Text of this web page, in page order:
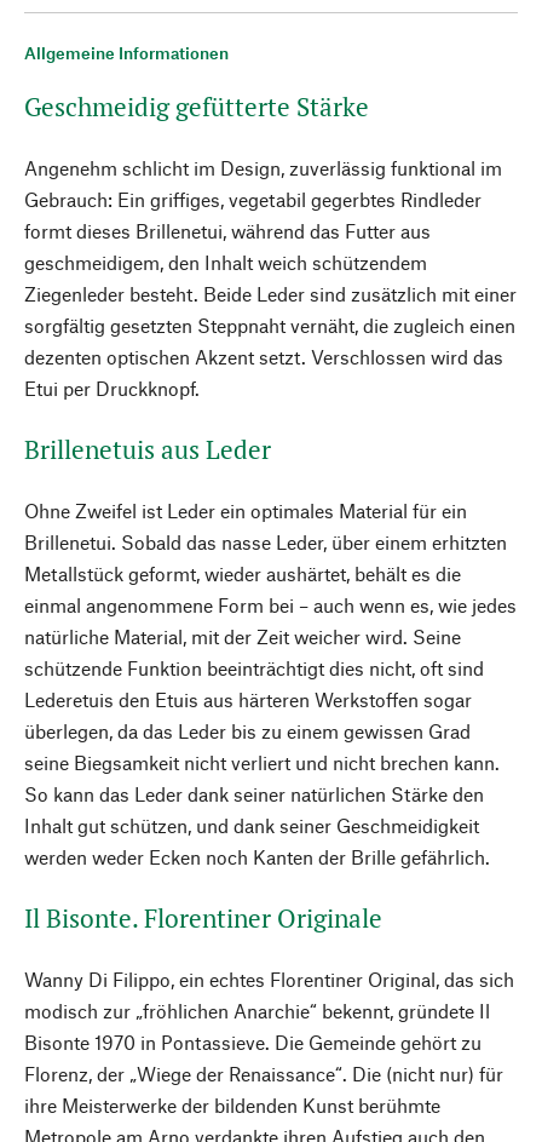
Allgemeine Informationen
Geschmeidig gefütterte Stärke
Angenehm schlicht im Design, zuverlässig funktional im
Gebrauch: Ein griffiges, vegetabil gegerbtes Rindleder
formt dieses Brillenetui, während das Futter aus
geschmeidigem, den Inhalt weich schützendem
Ziegenleder besteht. Beide Leder sind zusätzlich mit einer
sorgfältig gesetzten Steppnaht vernäht, die zugleich einen
dezenten optischen Akzent setzt. Verschlossen wird das
Etui per Druckknopf.
Brillenetuis aus Leder
Ohne Zweifel ist Leder ein optimales Material für ein
Brillenetui. Sobald das nasse Leder, über einem erhitzten
Metallstück geformt, wieder aushärtet, behält es die
einmal angenommene Form bei – auch wenn es, wie jedes
natürliche Material, mit der Zeit weicher wird. Seine
schützende Funktion beeinträchtigt dies nicht, oft sind
Lederetuis den Etuis aus härteren Werkstoffen sogar
überlegen, da das Leder bis zu einem gewissen Grad
seine Biegsamkeit nicht verliert und nicht brechen kann.
So kann das Leder dank seiner natürlichen Stärke den
Inhalt gut schützen, und dank seiner Geschmeidigkeit
werden weder Ecken noch Kanten der Brille gefährlich.
Il Bisonte. Florentiner Originale
Wanny Di Filippo, ein echtes Florentiner Original, das sich
modisch zur „fröhlichen Anarchie“ bekennt, gründete Il
Bisonte 1970 in Pontassieve. Die Gemeinde gehört zu
Florenz, der „Wiege der Renaissance“. Die (nicht nur) für
ihre Meisterwerke der bildenden Kunst berühmte
Metropole am Arno verdankte ihren Aufstieg auch den